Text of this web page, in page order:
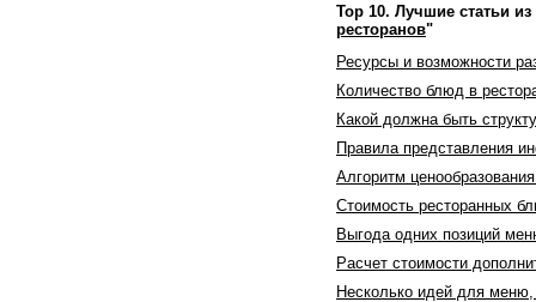
Top 10. Лучшие статьи из
ресторанов"
Ресурсы и возможности
Количество блюд в
Какой должна быть
Правила представления
Алгоритм
Стоимость ресторанных
Выгода одних позиций
Расчет стоимости
Несколько идей для меню,